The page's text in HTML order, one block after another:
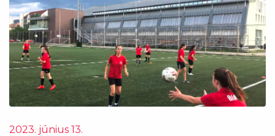
2023. június 13.